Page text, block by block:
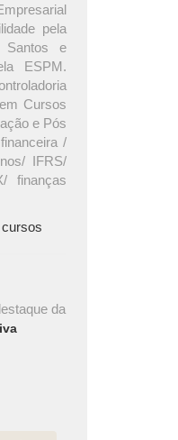
pela
Santos e
ESPM.
Cursos
e Pós
/
IFRS/
finanças
da